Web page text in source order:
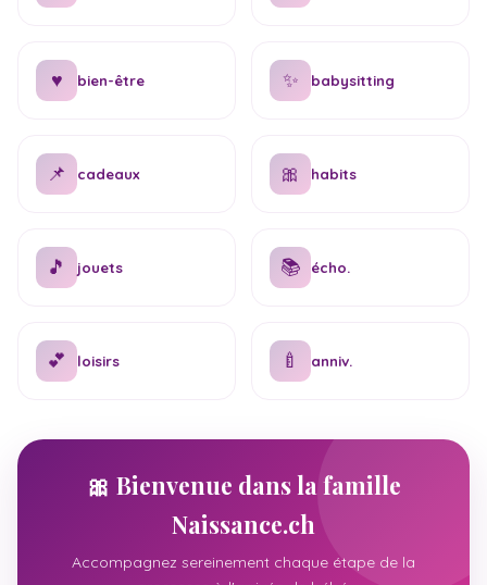
♥ bien-être ✨ babysitting
📌 cadeaux 🎀 habits
🎵 jouets 📚 écho.
💕 loisirs 🍼 anniv.
🎀 Bienvenue dans la famille
Naissance.ch
Accompagnez sereinement chaque étape de la